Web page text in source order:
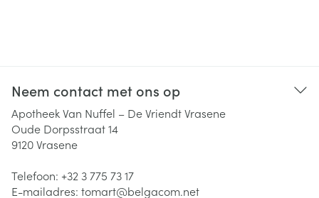
Neem contact met ons op
Apotheek Van Nuffel – De Vriendt Vrasene
Oude Dorpsstraat 14
9120Vrasene
Telefoon: +32 3 775 73 17
E-mailadres: tomart@belgacom.net